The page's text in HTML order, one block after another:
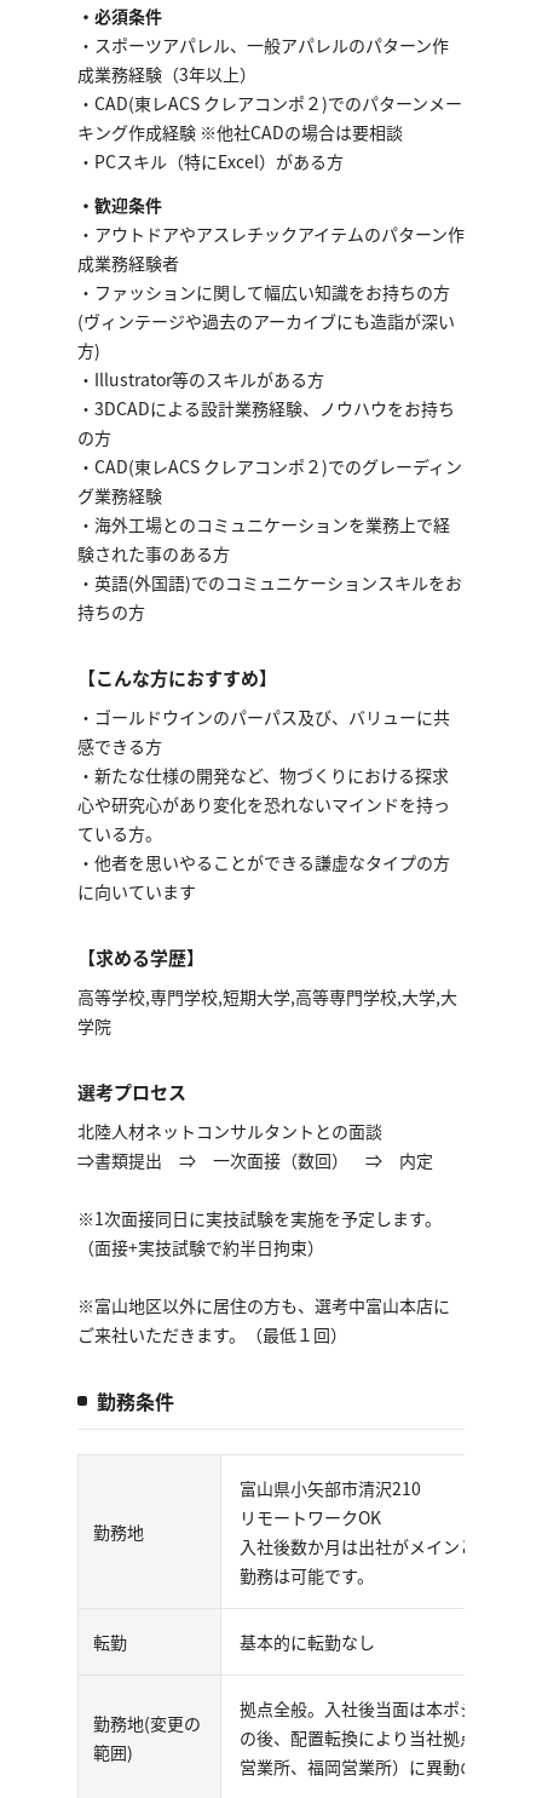
・必須条件
・スポーツアパレル、一般アパレルのパターン作
成業務経験（3年以上）
・CAD(東レACS クレアコンポ２)でのパターンメー
キング作成経験 ※他社CADの場合は要相談
・PCスキル（特にExcel）がある方
・歓迎条件
・アウトドアやアスレチックアイテムのパターン作
成業務経験者
・ファッションに関して幅広い知識をお持ちの方
(ヴィンテージや過去のアーカイブにも造詣が深い
方)
・Illustrator等のスキルがある方
・3DCADによる設計業務経験、ノウハウをお持ち
の方
・CAD(東レACS クレアコンポ２)でのグレーディン
グ業務経験
・海外工場とのコミュニケーションを業務上で経
験された事のある方
・英語(外国語)でのコミュニケーションスキルをお
持ちの方
【こんな方におすすめ】
・ゴールドウインのパーパス及び、バリューに共
感できる方
・新たな仕様の開発など、物づくりにおける探求
心や研究心があり変化を恐れないマインドを持っ
ている方。
・他者を思いやることができる謙虚なタイプの方
に向いています
【求める学歴】
高等学校,専門学校,短期大学,高等専門学校,大学,大
学院
選考プロセス
北陸人材ネットコンサルタントとの面談
⇒書類提出 ⇒ 一次面接（数回） ⇒ 内定
※1次面接同日に実技試験を実施を予定します。
（面接+実技試験で約半日拘束）
※富山地区以外に居住の方も、選考中富山本店に
ご来社いただきます。（最低１回）
勤務条件
勤務地
富山県小矢部市清沢210
リモートワークOK
入社後数か月は出社がメインとなりま
勤務は可能です。
転勤 基本的に転勤なし
勤務地(変更の
範囲)
拠点全般。入社後当面は本ポジション
の後、配置転換により当社拠点全般（
営業所、福岡営業所）に異動の可能性